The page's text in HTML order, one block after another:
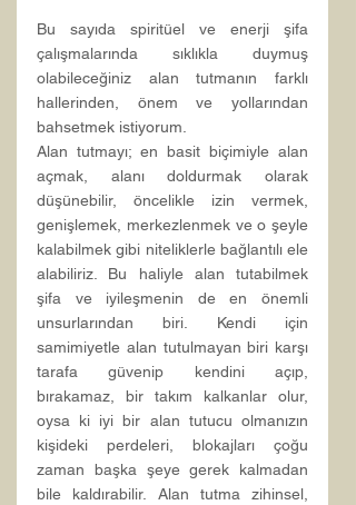
Bu sayıda spiritüel ve enerji şifa
çalışmalarında sıklıkla duymuş
olabileceğiniz alan tutmanın farklı
hallerinden, önem ve yollarından
bahsetmek istiyorum.
Alan tutmayı; en basit biçimiyle alan
açmak, alanı doldurmak olarak
düşünebilir, öncelikle izin vermek,
genişlemek, merkezlenmek ve o şeyle
kalabilmek gibi niteliklerle bağlantılı ele
alabiliriz. Bu haliyle alan tutabilmek
şifa ve iyileşmenin de en önemli
unsurlarından biri. Kendi için
samimiyetle alan tutulmayan biri karşı
tarafa güvenip kendini açıp,
bırakamaz, bir takım kalkanlar olur,
oysa ki iyi bir alan tutucu olmanızın
kişideki perdeleri, blokajları çoğu
zaman başka şeye gerek kalmadan
bile kaldırabilir. Alan tutma zihinsel,